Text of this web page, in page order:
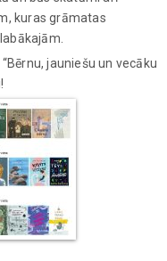
kuras grāmatas
jauniešu un vecāku